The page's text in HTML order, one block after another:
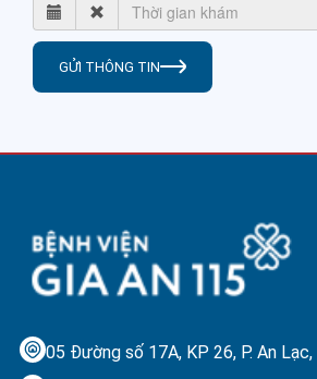
GỬI THÔNG TIN
05 Đường số 17A, KP 26, P. An Lạc,